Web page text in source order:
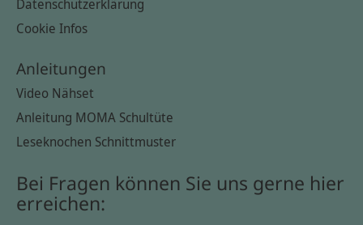
Datenschutzerklärung
Cookie Infos
Anleitungen
Video Nähset
Anleitung MOMA Schultüte
Leseknochen Schnittmuster
Bei Fragen können Sie uns gerne hier
erreichen: